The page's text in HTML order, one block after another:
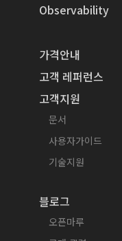
Observability
가격안내
고객 레퍼런스
고객지원
문서
사용자가이드
기술지원
블로그
오픈마루